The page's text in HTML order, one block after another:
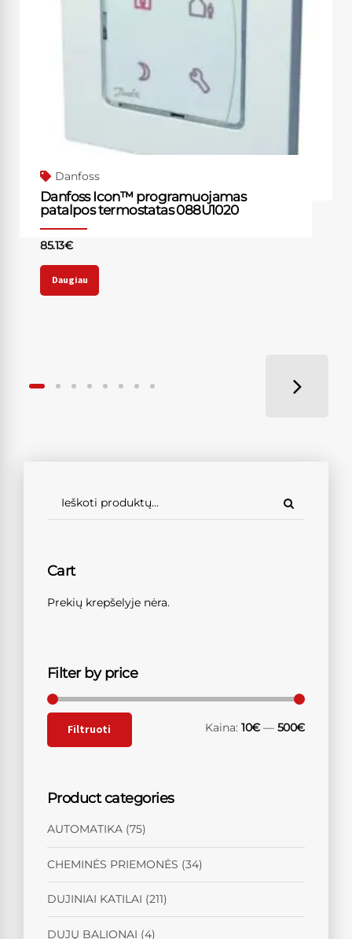
Danfoss
Danfoss Icon™ programuojamas
patalpos termostatas 088U1020
85.13€
Daugiau
Cart
Prekių krepšelyje nėra.
Filter by price
Filtruoti Kaina: 10€— 500€
Product categories
AUTOMATIKA (75)
CHEMINĖS PRIEMONĖS (34)
DUJINIAI KATILAI (211)
DUJŲ BALIONAI (4)